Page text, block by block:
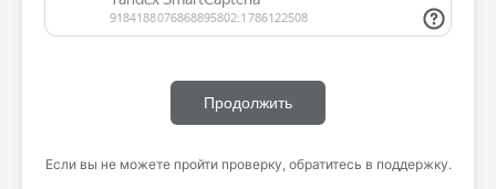
Продолжить
Если вы не можете пройти проверку, обратитесь в поддержку.